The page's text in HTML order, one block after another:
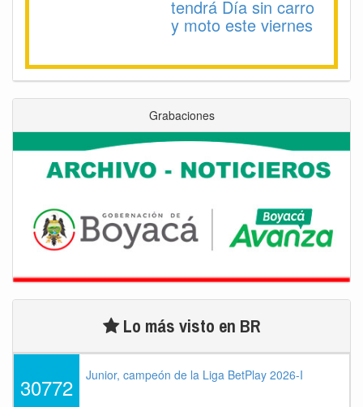
tendrá Día sin carro
y moto este viernes
Grabaciones
Lo más visto en BR
30772 Junior, campeón de la Liga BetPlay 2026-I